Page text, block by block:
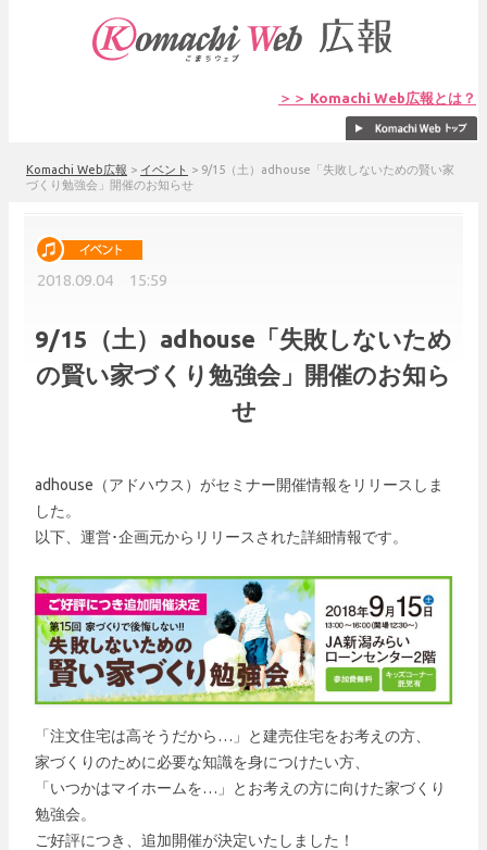
＞＞ Komachi Web広報とは？
Komachi Web広報 > イベント > 9/15（土）adhouse「失敗しないための賢い家
づくり勉強会」開催のお知らせ
2018.09.04 15:59
9/15（土）adhouse「失敗しないため
の賢い家づくり勉強会」開催のお知ら
せ
adhouse（アドハウス）がセミナー開催情報をリリースしま
した。
以下、運営･企画元からリリースされた詳細情報です。
「注文住宅は高そうだから…」と建売住宅をお考えの方、
家づくりのために必要な知識を身につけたい方、
「いつかはマイホームを…」とお考えの方に向けた家づくり
勉強会。
ご好評につき、追加開催が決定いたしました！